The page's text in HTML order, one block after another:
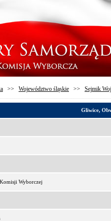
>> Województwo śląskie >> Sejmik
Gliwice,
Wyborczej